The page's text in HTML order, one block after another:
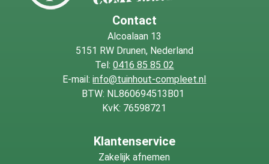
Contact
Alcoalaan 13
5151 RW Drunen, Nederland
Tel: 0416 85 85 02
E-mail:info@tuinhout-compleet.nl
BTW: NL860694513B01
KvK: 76598721
Klantenservice
Zakelijk afnemen